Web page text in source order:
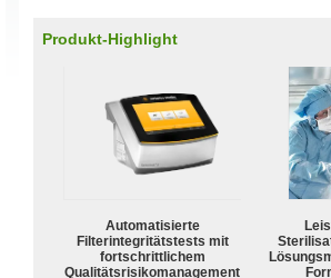
Produkt-Highlight
Automatisierte
Filterintegritätstests mit
fortschrittlichem
Qualitätsrisikomanagement